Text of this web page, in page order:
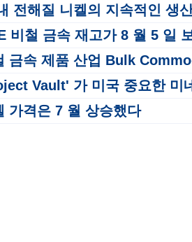
해질 니켈의 지속적인 생산 감축 분
재고가 8 월 5 일 보드 전반에 걸쳐 떨어졌습니
산업 Bulk Commodity Intelligence (2026 년 8 월 5
국 중요한 미네랄 공급의 '병목 현장' 을 해결할 수 있습니
가격은 7 월 상승했다